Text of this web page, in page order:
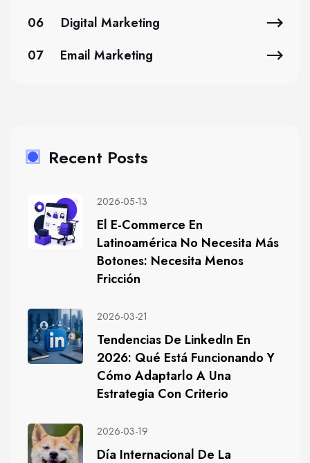
06
Digital Marketing
07
Email Marketing
Recent Posts
2026-05-13
El E-Commerce En
Latinoamérica No Necesita Más
Botones: Necesita Menos
Fricción
2026-03-21
Tendencias De LinkedIn En
2026: Qué Está Funcionando Y
Cómo Adaptarlo A Una
Estrategia Con Criterio
2026-03-19
Día Internacional De La